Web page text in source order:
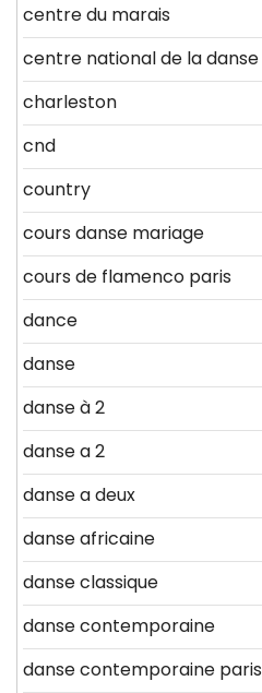
centre du marais
centre national de la danse
charleston
cnd
country
cours danse mariage
cours de flamenco paris
dance
danse
danse à 2
danse a 2
danse a deux
danse africaine
danse classique
danse contemporaine
danse contemporaine paris